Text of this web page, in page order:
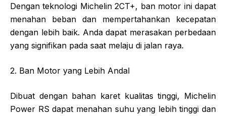
Dengan teknologi Michelin 2CT+, ban motor ini dapat
menahan beban dan mempertahankan kecepatan
dengan lebih baik. Anda dapat merasakan perbedaan
yang signifikan pada saat melaju di jalan raya.
2. Ban Motor yang Lebih Andal
Dibuat dengan bahan karet kualitas tinggi, Michelin
Power RS dapat menahan suhu yang lebih tinggi dan